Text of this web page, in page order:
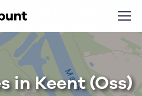
in Keent (Oss)